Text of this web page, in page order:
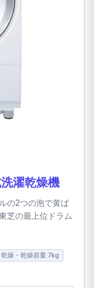
濯乾燥機
の2つの泡で黄ば
芝の最上位ドラム
燥・乾燥容量 7kg